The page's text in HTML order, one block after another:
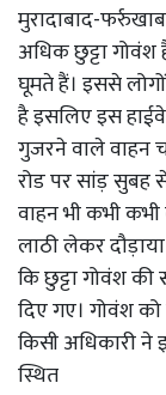
मुरादाबाद-
अधिक छुट्टा गोवंश
घूमते हैं। इससे
है इसलिए इस
गुजरने वाले वाहन
रोड पर सांड़
वाहन भी कभी
लाठी लेकर
कि छुट्टा गोवंश
दिए गए। गोवंश
किसी अधिकारी ने
स्थित